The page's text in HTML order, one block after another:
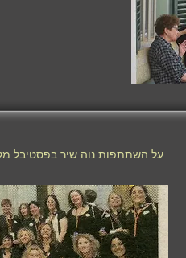
על השתתפות נוה שיר בפסטיבל